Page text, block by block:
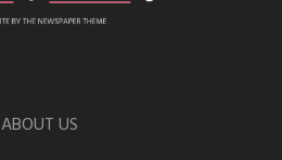
ABOUT US